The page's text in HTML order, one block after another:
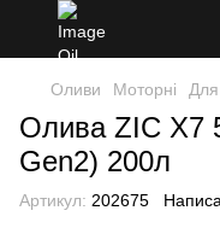
Оливи Моторні Для
Олива ZIC X7
Gen2) 200л
Артикул: 202675